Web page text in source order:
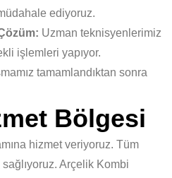
ediyoruz.
Uzman teknisyenlerimiz
işlemleri yapıyor.
tamamlandıktan sonra
Bölgesi
hizmet veriyoruz. Tüm
Arçelik Kombi